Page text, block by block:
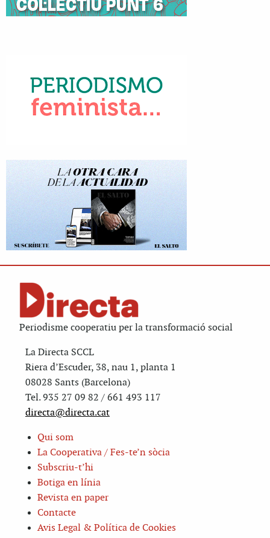
Periodisme cooperatiu per la transformació social
La Directa SCCL
Riera d’Escuder, 38, nau 1, planta 1
08028 Sants (Barcelona)
Tel. 935 27 09 82 / 661 493 117
directa@directa.cat
Qui som
La Cooperativa / Fes-te’n sòcia
Subscriu-t’hi
Botiga en línia
Revista en paper
Contacte
Avis Legal & Política de Cookies